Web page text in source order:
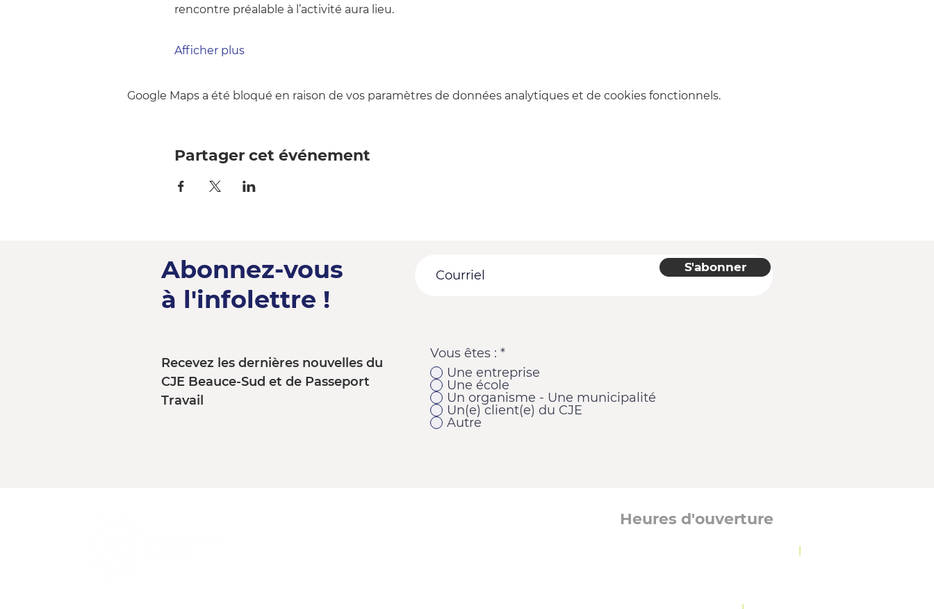
rencontre préalable à l’activité aura lieu.
Afficher plus
Google Maps a été bloqué en raison de vos paramètres de données analytiques et de cookies fonctionnels.
Partager cet événement
Abonnez-vous
à l'infolettre !
Recevez les dernières nouvelles du
CJE Beauce-Sud et de Passeport
Travail
S'abonner
Vous êtes : *
Une entreprise
Une école
Un organisme - Une municipalité
Un(e) client(e) du CJE
Autre
Heures d'ouverture
|